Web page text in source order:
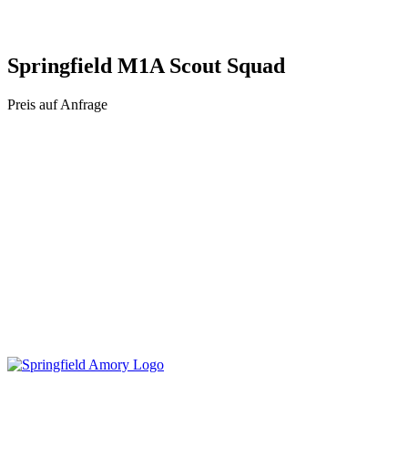
Springfield M1A Scout Squad
Preis auf Anfrage